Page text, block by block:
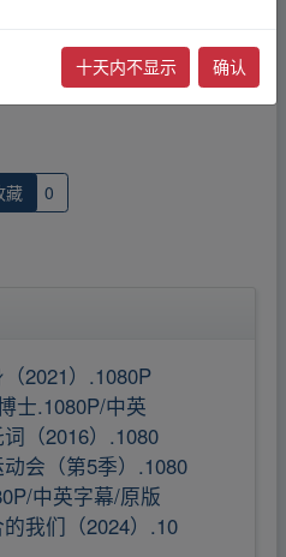
的少年是现实主义者》(
单每日新书四本
藏 0
2021）.1080P
士.1080P/中英
（2016）.1080
动会（第5季）.1080
中英字幕/原版
的我们（2024）.10
十天内不显示 确认